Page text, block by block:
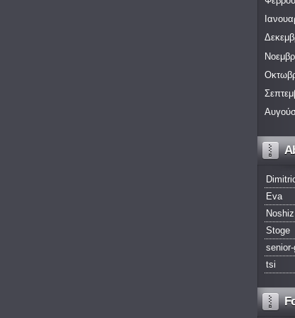
Eva
Noshiz
Stoge
tsi